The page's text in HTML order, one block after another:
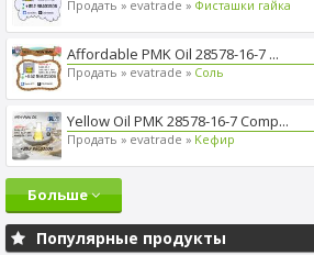
Продать » evatrade » Фисташки гайка
Affordable PMK Oil 28578-16-7 ...
Продать » evatrade » Cоль
Yellow Oil PMK 28578-16-7 Comp...
Продать » evatrade » Kефир
Больше
Популярные продукты